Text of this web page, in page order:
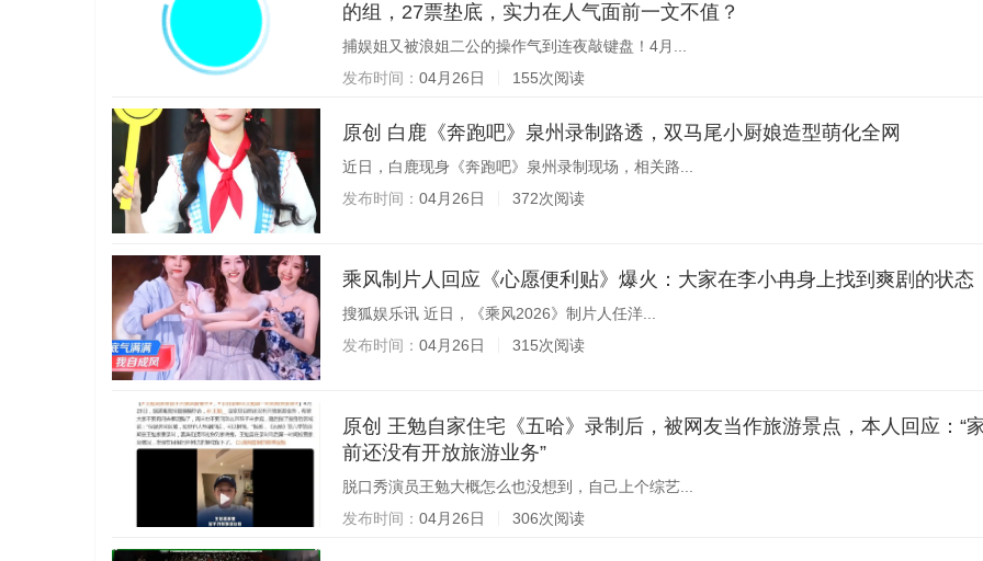
的组，27票垫底，实力在人气面前一文不值？
捕娱姐又被浪姐二公的操作气到连夜敲键盘！4月...
发布时间： 04月26日 155次阅读
原创 白鹿《奔跑吧》泉州录制路透，双马尾小厨娘造型萌化全网
近日，白鹿现身《奔跑吧》泉州录制现场，相关路...
发布时间： 04月26日 372次阅读
乘风制片人回应《心愿便利贴》爆火：大家在李小冉身上找到爽剧的状态
搜狐娱乐讯 近日，《乘风2026》制片人任洋...
发布时间： 04月26日 315次阅读
原创 王勉自家住宅《五哈》录制后，被网友当作旅游景点，本人回应：“家里目
前还没有开放旅游业务”
脱口秀演员王勉大概怎么也没想到，自己上个综艺...
发布时间： 04月26日 306次阅读